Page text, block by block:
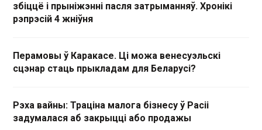
збіццё і прыніжэнні пасля затрыманняў. Хронікі
рэпрэсій 4 жніўня
Перамовы ў Каракасе. Ці можа венесуэльскі
сцэнар стаць прыкладам для Беларусі?
Рэха вайны: Траціна малога бізнесу ў Расіі
задумалася аб закрыцці або продажы